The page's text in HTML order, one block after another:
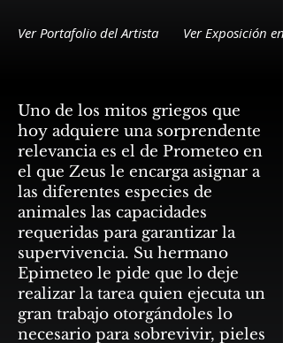
Ver Portafolio del Artista Ver Exposición en
Uno de los mitos griegos que
hoy adquiere una sorprendente
relevancia es el de Prometeo en
el que Zeus le encarga asignar a
las diferentes especies de
animales las capacidades
requeridas para garantizar la
supervivencia. Su hermano
Epimeteo le pide que lo deje
realizar la tarea quien ejecuta un
gran trabajo otorgándoles lo
necesario para sobrevivir, pieles